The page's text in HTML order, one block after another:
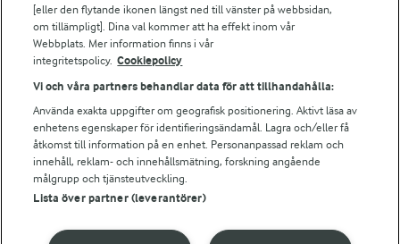
Följ oss
© 2026 Arla Foods
[eller den flytande ikonen längst ned till vänster på webbsidan,
om tillämpligt]. Dina val kommer att ha effekt inom vår
Webbplats. Mer information finns i vår
integritetspolicy. Cookiepolicy
Vi och våra partners behandlar data för att tillhandahålla:
Använda exakta uppgifter om geografisk positionering. Aktivt läsa av
enhetens egenskaper för identifieringsändamål. Lagra och/eller få
åtkomst till information på en enhet. Personanpassad reklam och
innehåll, reklam- och innehållsmätning, forskning angående
målgrupp och tjänsteutveckling.
Lista över partner (leverantörer)